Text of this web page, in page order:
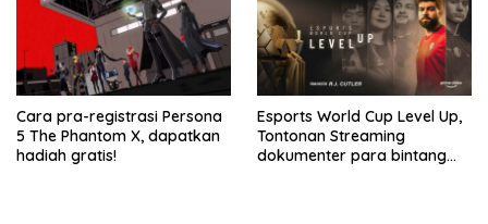
Cara pra-registrasi Persona
5 The Phantom X, dapatkan
hadiah gratis!
Esports World Cup Level Up,
Tontonan Streaming
dokumenter para bintang